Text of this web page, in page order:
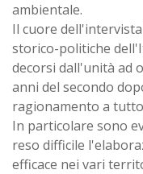
ambientale.
Il cuore
storico-politiche
decorsi dall'unità ad
anni del secondo
ragionamento a
In particolare sono
reso difficile
efficace nei vari